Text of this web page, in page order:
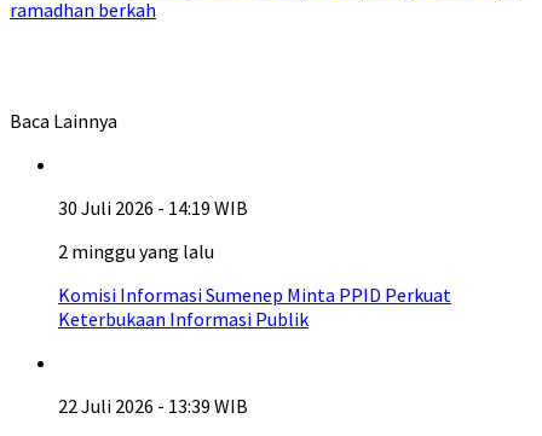
ramadhan berkah
Baca Lainnya
30 Juli 2026 - 14:19 WIB
2 minggu yang lalu
Komisi Informasi Sumenep Minta PPID Perkuat
Keterbukaan Informasi Publik
22 Juli 2026 - 13:39 WIB